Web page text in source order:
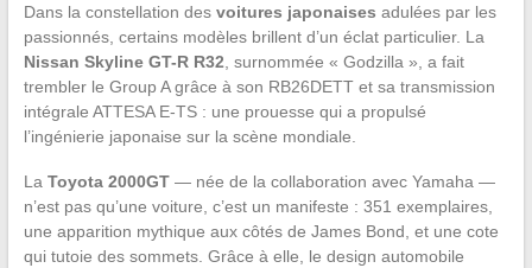
Dans la constellation des voitures japonaises adulées par les
passionnés, certains modèles brillent d’un éclat particulier. La
Nissan Skyline GT-R R32 , surnommée « Godzilla », a fait
trembler le Group A grâce à son RB26DETT et sa transmission
intégrale ATTESA E-TS : une prouesse qui a propulsé
l’ingénierie japonaise sur la scène mondiale.
La Toyota 2000GT— née de la collaboration avec Yamaha —
n’est pas qu’une voiture, c’est un manifeste : 351 exemplaires,
une apparition mythique aux côtés de James Bond, et une cote
qui tutoie des sommets. Grâce à elle, le design automobile